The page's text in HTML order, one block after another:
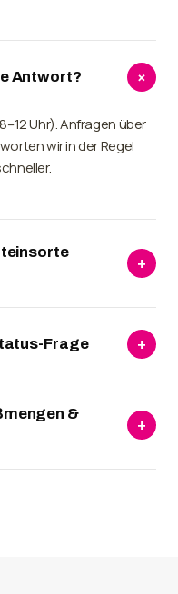
Antwort? +
Uhr). Anfragen über
wir in der Regel
+
Frage +
&
+